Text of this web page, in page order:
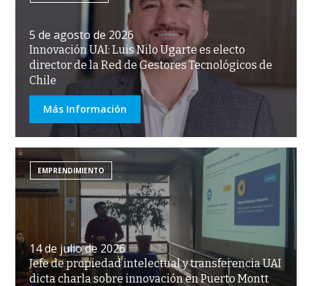
5 de agosto de 2026
Innovación UAI: Luis Nilo Ugarte es electo
director de la Red de Gestores Tecnológicos de
Chile
Más Información
EMPRENDIMIENTO
14 de julio de 2026
Jefe de propiedad intelectual y transferencia UAI
dicta charla sobre innovación en Puerto Montt